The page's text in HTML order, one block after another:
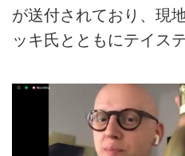
が送付されており、現
ッキ氏とともにテイス